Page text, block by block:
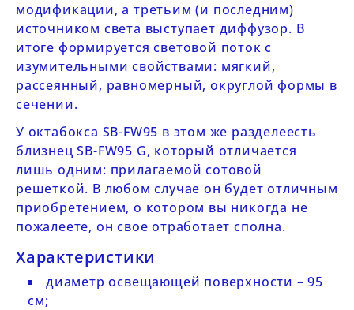
модификации, а третьим (и последним)
источником света выступает диффузор. В
итоге формируется световой поток с
изумительными свойствами: мягкий,
рассеянный, равномерный, округлой формы в
сечении.
У октабокса SB-FW95 в этом же разделеесть
близнецSB-FW95 G, который отличается
лишь одним: прилагаемой сотовой
решеткой. В любом случае он будет отличным
приобретением, о котором вы никогда не
пожалеете, он свое отработает сполна.
Характеристики
диаметр освещающей поверхности – 95
см;